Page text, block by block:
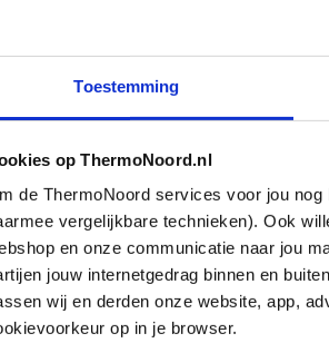
Toestemming
op ThermoNoord.nl
de ThermoNoord services voor jou
vergelijkbare technieken). Ook
en onze communicatie naar jou
jouw internetgedrag binnen en
wij en derden onze website, app,
op in je browser.
2000